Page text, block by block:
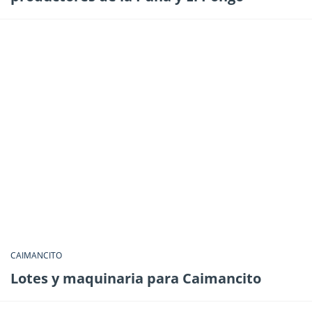
CAIMANCITO
Lotes y maquinaria para Caimancito